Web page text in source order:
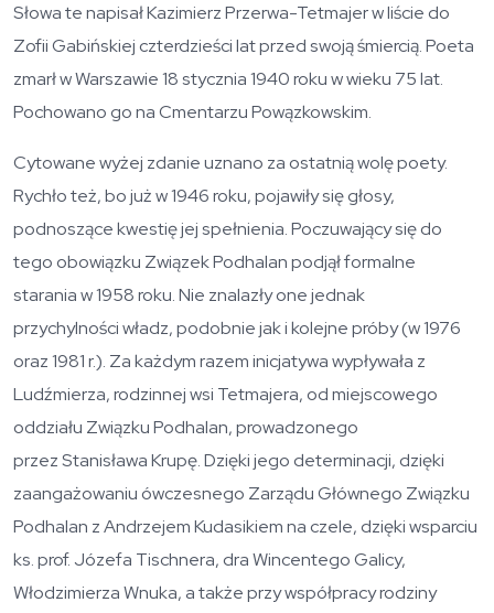
Słowa te napisał Kazimierz Przerwa-Tetmajer w liście do
Zofii Gabińskiej czterdzieści lat przed swoją śmiercią. Poeta
zmarł w Warszawie 18 stycznia 1940 roku w wieku 75 lat.
Pochowano go na Cmentarzu Powązkowskim.
Cytowane wyżej zdanie uznano za ostatnią wolę poety.
Rychło też, bo już w 1946 roku, pojawiły się głosy,
podnoszące kwestię jej spełnienia. Poczuwający się do
tego obowiązku Związek Podhalan podjął formalne
starania w 1958 roku. Nie znalazły one jednak
przychylności władz, podobnie jak i kolejne próby (w 1976
oraz 1981 r.). Za każdym razem inicjatywa wypływała z
Ludźmierza, rodzinnej wsi Tetmajera, od miejscowego
oddziału Związku Podhalan, prowadzonego
przez Stanisława Krupę. Dzięki jego determinacji, dzięki
zaangażowaniu ówczesnego Zarządu Głównego Związku
Podhalan z Andrzejem Kudasikiem na czele, dzięki wsparciu
ks. prof. Józefa Tischnera, dra Wincentego Galicy,
Włodzimierza Wnuka, a także przy współpracy rodziny